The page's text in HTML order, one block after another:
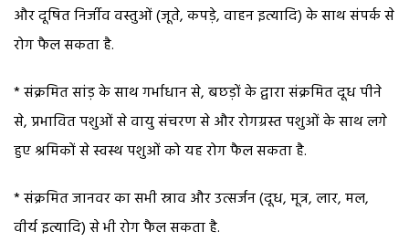
और दूषित निर्जीव वस्तुओं (जूते, कपड़े, वाहन इत्यादि) के साथ संपर्क से
रोग फैल सकता है.
* संक्रमित सांड़ के साथ गर्भाधान से, बछड़ों के द्वारा संक्रमित दूध पीने
से, प्रभावित पशुओं से वायु संचरण से और रोगग्रस्त पशुओं के साथ लगे
हुए श्रमिकों से स्वस्थ पशुओं को यह रोग फैल सकता है.
* संक्रमित जानवर का सभी स्राव और उत्सर्जन (दूध, मूत्र, लार, मल,
वीर्य इत्यादि) से भी रोग फैल सकता है.